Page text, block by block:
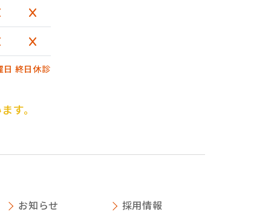
終日休診
す。
お知らせ 採用情報